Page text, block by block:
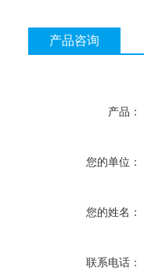
产品咨询
产品：
您的单位：
您的姓名：
联系电话：